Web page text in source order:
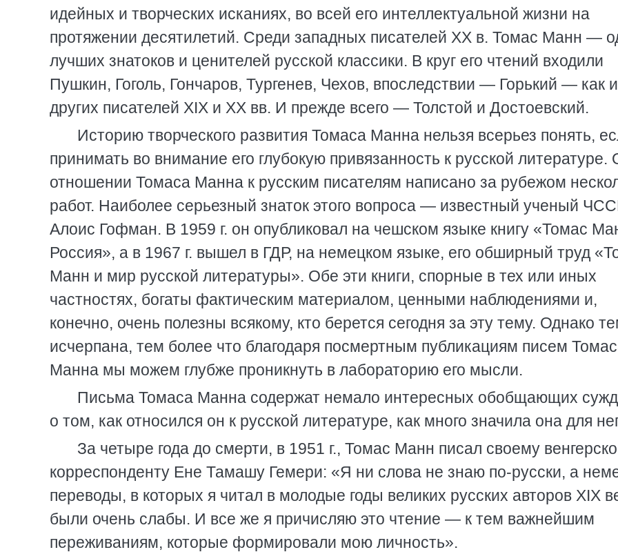
идейных и творческих исканиях, во всей его интеллектуальной жизни на
протяжении десятилетий. Среди западных писателей XX в. Томас Манн —
лучших знатоков и ценителей русской классики. В круг его чтений входили
Пушкин, Гоголь, Гончаров, Тургенев, Чехов, впоследствии — Горький — как
других писателей XIX и XX вв. И прежде всего — Толстой и Достоевский.
Историю творческого развития Томаса Манна нельзя всерьез понять,
принимать во внимание его глубокую привязанность к русской литературе.
отношении Томаса Манна к русским писателям написано за рубежом
работ. Наиболее серьезный знаток этого вопроса — известный ученый
Алоис Гофман. В 1959 г. он опубликовал на чешском языке книгу «Томас
Россия», а в 1967 г. вышел в ГДР, на немецком языке, его обширный труд
Манн и мир русской литературы». Обе эти книги, спорные в тех или иных
частностях, богаты фактическим материалом, ценными наблюдениями и,
конечно, очень полезны всякому, кто берется сегодня за эту тему. Однако
исчерпана, тем более что благодаря посмертным публикациям писем
Манна мы можем глубже проникнуть в лабораторию его мысли.
Письма Томаса Манна содержат немало интересных обобщающих
о том, как относился он к русской литературе, как много значила она для
За четыре года до смерти, в 1951 г., Томас Манн писал своему
корреспонденту Ене Тамашу Гемери: «Я ни слова не знаю по-русски, а
переводы, в которых я читал в молодые годы великих русских авторов XIX
были очень слабы. И все же я причисляю это чтение — к тем важнейшим
переживаниям, которые формировали мою личность».